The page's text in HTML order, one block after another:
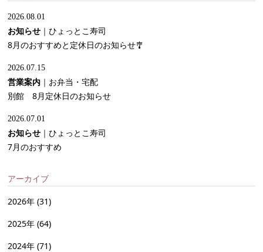
2026.08.01
お知らせ ｜ひょっとこ寿司
8月のおすすめと定休日のお知らせ🎐
2026.07.15
営業案内 ｜ お弁当・宅配
別館 8月定休日のお知らせ
2026.07.01
お知らせ ｜ひょっとこ寿司
7月のおすすめ
アーカイブ
2026年 (31)
2025年 (64)
2024年 (71)